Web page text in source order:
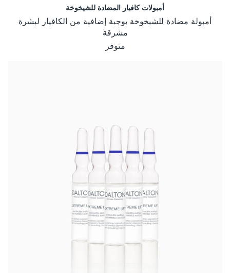
أمبولات كافيار المضادة للشيخوخة
أمبولة مضادة للشيخوخة بوجبة إضافية من الكافيار لبشرة
مشرقة
متوفر